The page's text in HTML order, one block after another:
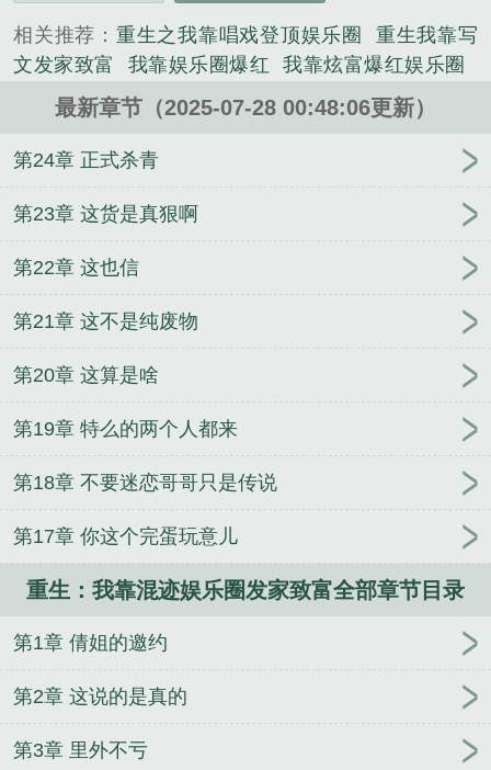
相关推荐： 重生之我靠唱戏登顶娱乐圈
重生我靠写
文发家致富
我靠娱乐圈爆红
我靠炫富爆红娱乐圈
我靠算命混娱乐圈
重生我靠选秀再度爆红 重生我靠
异能发家致富
重生我靠才华征服娱乐圈txt 重生靠脸
混娱乐圈下拉式
我靠
靠脸混娱乐圈 重生之我靠才华征服娱乐圈
我靠离婚
脸混娱乐圈
我靠混娱乐圈飞升
重生娱乐圈我靠实力
圈
我靠综艺圈粉无数
重生
04我靠
我靠混娱乐圈飞升成仙
最新章节（2025-07-28 00:48:06更新）
第24章 正式杀青
第23章 这货是真狠啊
第22章 这也信
第21章 这不是纯废物
第20章 这算是啥
第19章 特么的两个人都来
第18章 不要迷恋哥哥只是传说
第17章 你这个完蛋玩意儿
重生：我靠混迹娱乐圈发家致富全部章节目录
第1章 倩姐的邀约
第2章 这说的是真的
第3章 里外不亏